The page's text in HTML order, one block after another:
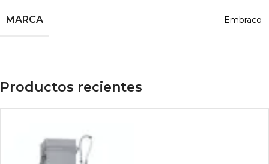
MARCA Embraco
Productos recientes